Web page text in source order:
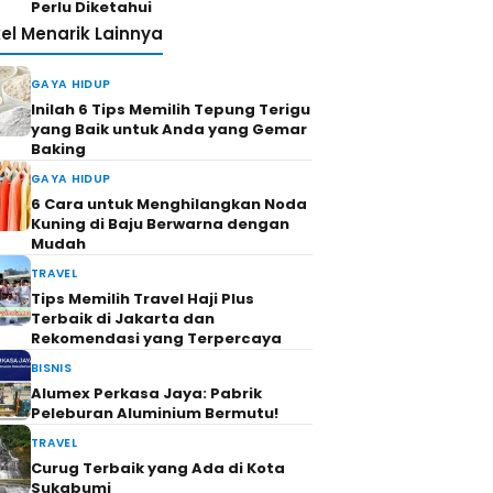
Perlu Diketahui
Menarik Lainnya
GAYA HIDUP
Inilah 6 Tips Memilih Tepung Terigu
yang Baik untuk Anda yang Gemar
Baking
GAYA HIDUP
6 Cara untuk Menghilangkan Noda
Kuning di Baju Berwarna dengan
Mudah
TRAVEL
Tips Memilih Travel Haji Plus
Terbaik di Jakarta dan
Rekomendasi yang Terpercaya
BISNIS
Alumex Perkasa Jaya: Pabrik
Peleburan Aluminium Bermutu!
TRAVEL
Curug Terbaik yang Ada di Kota
Sukabumi